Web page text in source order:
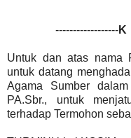
------------------
Untuk dan atas nama
untuk datang
Agama Sumber
PA.Sbr., untuk
terhadap Termohon